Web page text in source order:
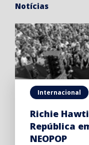
Notícias
Internacional
Richie
República
NEOPOP